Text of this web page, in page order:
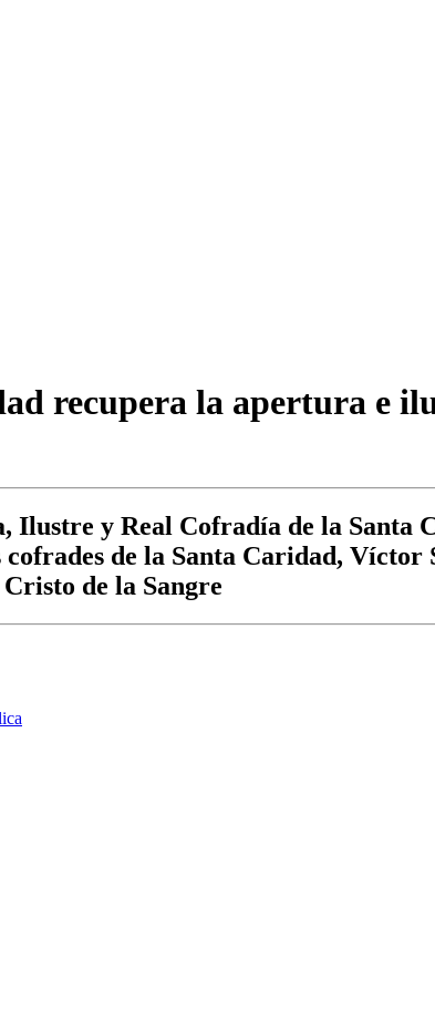
recupera la apertura e
Ilustre y Real Cofradía de la Santa
de la Santa Caridad,
de la Sangre